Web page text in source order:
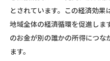
とされています。この経済効果
地域全体の経済循環を促進しま
のお金が別の誰かの所得につ
ます。